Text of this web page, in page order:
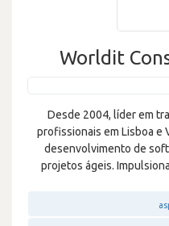
Worldit
Desde 2004, líder em
profissionais em Lisboa e
desenvolvimento de
projetos ágeis.